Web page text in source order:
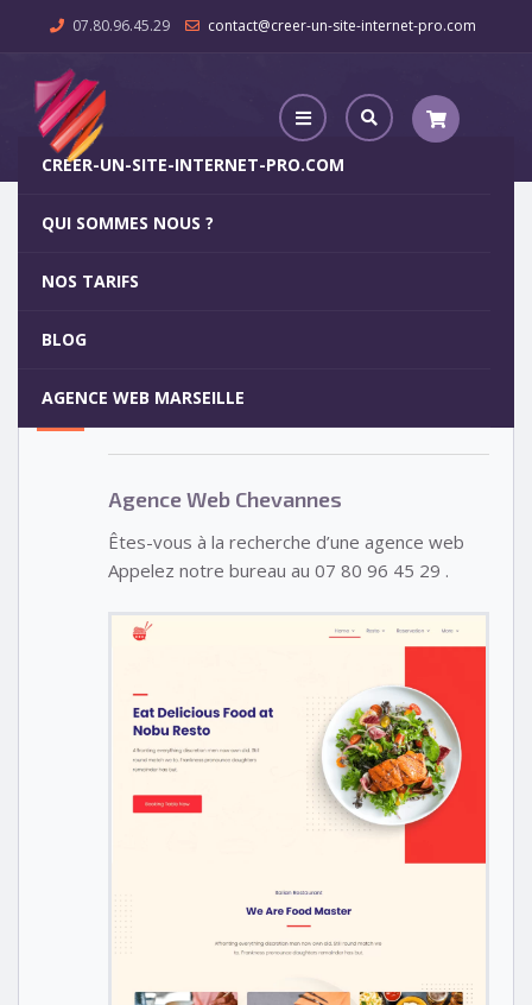
07.80.96.45.29 contact@creer-un-site-internet-pro.com
CREER-UN-SITE-INTERNET-PRO.COM
QUI SOMMES NOUS ?
NOS TARIFS
BLOG
AGENCE WEB MARSEILLE
Agence Web Chevannes
5
Votre site internet pour 29€
Agence Web Chevannes
Êtes-vous à la recherche d’une agence web
Appelez notre bureau au 07 80 96 45 29 .